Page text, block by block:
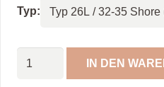
Typ:
IN DEN